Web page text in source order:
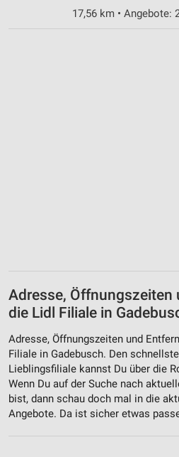
17,56 km • Angebote:
Adresse, Öffnungszeiten
die Lidl Filiale in
Adresse, Öffnungszeiten und
Filiale in Gadebusch. Den
Lieblingsfiliale kannst Du über die
Wenn Du auf der Suche nach
bist, dann schau doch mal in die
Angebote. Da ist sicher etwas